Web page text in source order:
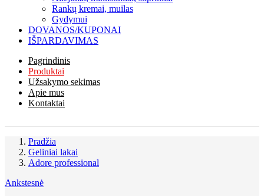
Rankų kremai, muilas
Gydymui
DOVANOS/KUPONAI
IŠPARDAVIMAS
Pagrindinis
Produktai
Užsakymo sekimas
Apie mus
Kontaktai
Pradžia
Geliniai lakai
Adore professional
Ankstesnė